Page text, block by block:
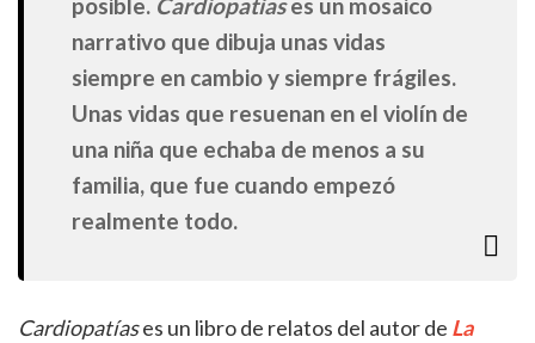
narrativo que dibuja unas vidas
siempre en cambio y siempre frágiles.
Unas vidas que resuenan en el violín de
una niña que echaba de menos a su
familia, que fue cuando empezó
realmente todo.
Cardiopatíases un libro de relatos del autor de La